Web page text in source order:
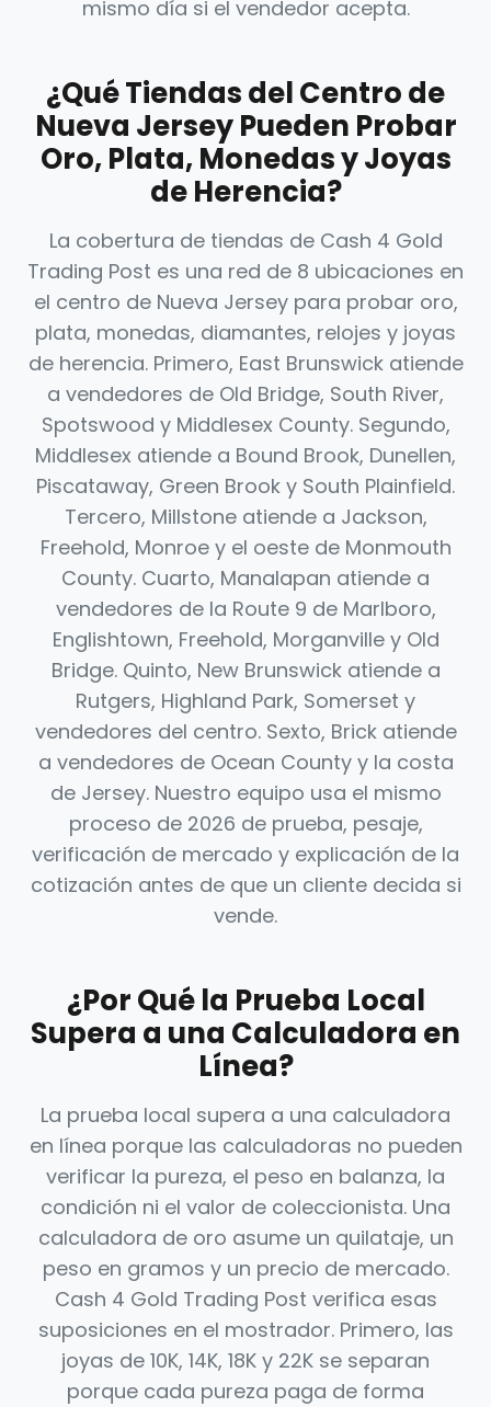
mismo día si el vendedor acepta.
¿Qué Tiendas del Centro de
Nueva Jersey Pueden Probar
Oro, Plata, Monedas y Joyas
de Herencia?
La cobertura de tiendas de Cash 4 Gold
Trading Post es una red de 8 ubicaciones en
el centro de Nueva Jersey para probar oro,
plata, monedas, diamantes, relojes y joyas
de herencia. Primero, East Brunswick atiende
a vendedores de Old Bridge, South River,
Spotswood y Middlesex County. Segundo,
Middlesex atiende a Bound Brook, Dunellen,
Piscataway, Green Brook y South Plainfield.
Tercero, Millstone atiende a Jackson,
Freehold, Monroe y el oeste de Monmouth
County. Cuarto, Manalapan atiende a
vendedores de la Route 9 de Marlboro,
Englishtown, Freehold, Morganville y Old
Bridge. Quinto, New Brunswick atiende a
Rutgers, Highland Park, Somerset y
vendedores del centro. Sexto, Brick atiende
a vendedores de Ocean County y la costa
de Jersey. Nuestro equipo usa el mismo
proceso de 2026 de prueba, pesaje,
verificación de mercado y explicación de la
cotización antes de que un cliente decida si
vende.
¿Por Qué la Prueba Local
Supera a una Calculadora en
Línea?
La prueba local supera a una calculadora
en línea porque las calculadoras no pueden
verificar la pureza, el peso en balanza, la
condición ni el valor de coleccionista. Una
calculadora de oro asume un quilataje, un
peso en gramos y un precio de mercado.
Cash 4 Gold Trading Post verifica esas
suposiciones en el mostrador. Primero, las
joyas de 10K, 14K, 18K y 22K se separan
porque cada pureza paga de forma